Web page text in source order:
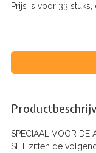
Prijs is voor 33
SPECIAAL VOOR DE
SET zitten de